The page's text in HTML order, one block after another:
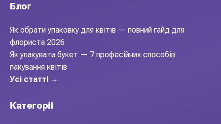
Блог
Як обрати упаковку для квітів — повний гайд для
флориста 2026
Як упакувати букет — 7 професійних способів
пакування квітів
Усі статті →
Категорії